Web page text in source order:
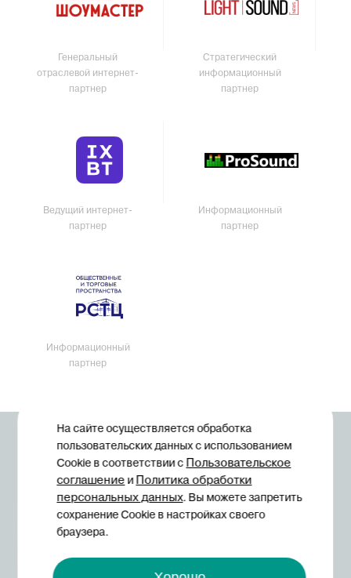
Генеральный
отраслевой интернет-
партнер
Стратегический
информационный
партнер
Ведущий интернет-
партнер
Информационный
партнер
Информационный
партнер
© Midexpo, 1994—2026
Политика конфиденциальности
На сайте осуществляется обработка
пользовательских данных с использованием
Cookie в соответствии с
Пользовательское
соглашение и
Политика обработки
персональных данных. Вы можете запретить
сохранение Cookie в настройках своего
браузера.